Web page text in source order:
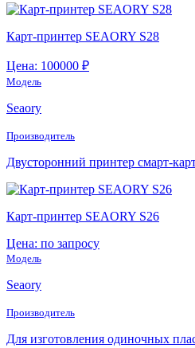
Карт-принтер SEAORY S28
Цена: 100000 ₽
Модель
Seaory
Производитель
Двусторонний принтер смарт-
Карт-принтер SEAORY S26
Цена: по запросу
Модель
Seaory
Производитель
Для изготовления одиночных